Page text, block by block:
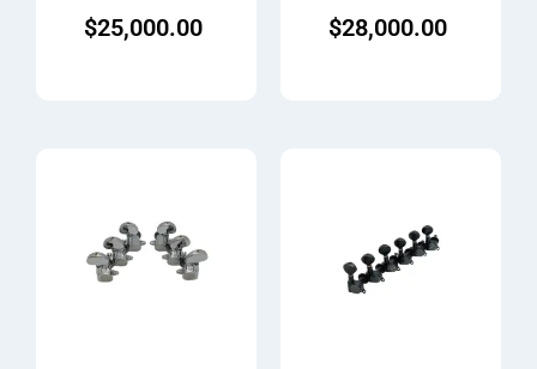
$25,000.00 $28,000.00